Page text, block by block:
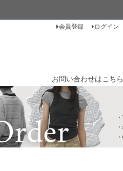
会員登録 ログイン
お問い合わせはこちら